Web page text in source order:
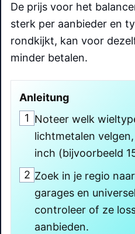
De prijs voor het
sterk per aanbieder en
rondkijkt, kan voor
minder betalen.
Anleitung
1 Noteer welk
lichtmetalen
inch (bijvoorbeeld
2 Zoek in je regio
garages en
controleer of ze
aanbieden.